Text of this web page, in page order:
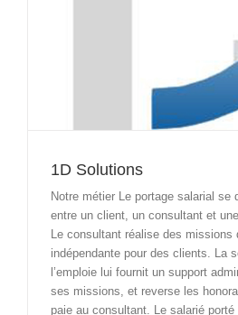
1D Solutions
Notre métier Le portage salarial se
entre un client, un consultant et
Le consultant réalise des missions
indépendante pour des clients. La
l’emploie lui fournit un support
ses missions, et reverse les
paie au consultant. Le salarié